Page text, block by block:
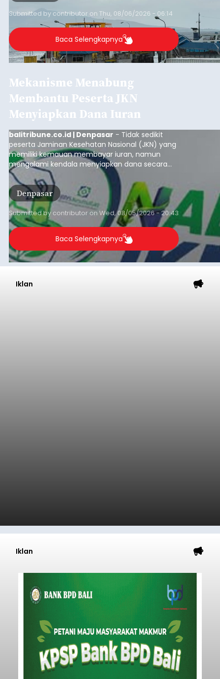
Submitted by contributor on Thu, 08/06/2026 - 06:14
Baca Selengkapnya
Mekanisme Menabung
Membantu Peserta JKN
Menyiapkan Dana Iuran
balitribune.co.id | Denpasar - Tidak sedikit
peserta Jaminan Kesehatan Nasional (JKN) yang
memiliki kemauan membayar iuran, namun
mengalami kendala menyiapkan dana secara
penuh saat jatuh tempo pembayaran iuran.
Kondisi ini terutama dialami oleh peserta
segmen Pekerja Bukan Penerima Upah (PBPU)
yang memiliki penghasilan tidak tetap.
Denpasar
Submitted by contributor on Wed, 08/05/2026 - 20:43
Baca Selengkapnya
Iklan
Iklan